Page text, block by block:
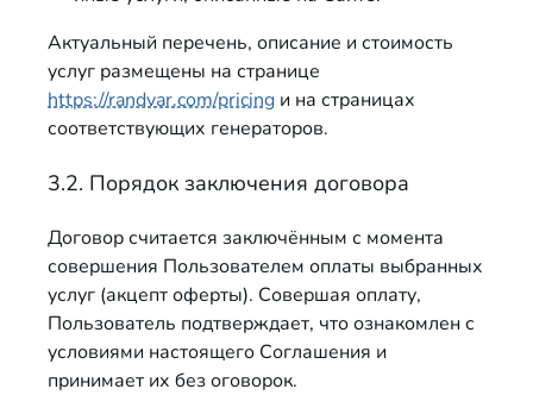
Актуальный перечень, описание и стоимость
услуг размещены на странице
https://randvar.com/pricing и на страницах
соответствующих генераторов.
3.2. Порядок заключения договора
Договор считается заключённым с момента
совершения Пользователем оплаты выбранных
услуг (акцепт оферты). Совершая оплату,
Пользователь подтверждает, что ознакомлен с
условиями настоящего Соглашения и
принимает их без оговорок.